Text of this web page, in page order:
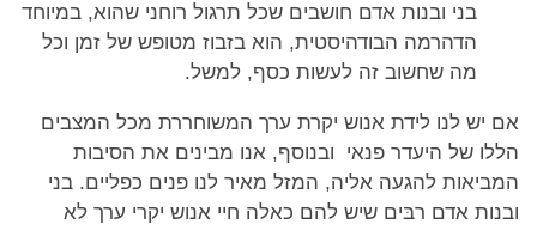
בני ובנות אדם חושבים שכל תרגול רוחני שהוא, במיוחד
הדהרמה הבודהיסטית, הוא בזבוז מטופש של זמן וכל
מה שחשוב זה לעשות כסף, למשל.
אם יש לנו לידת אנוש יקרת ערך המשוחררת מכל המצבים
הללו של היעדר פנאי ובנוסף, אנו מבינים את הסיבות
המביאות להגעה אליה, המזל מאיר לנו פנים כפליים. בני
ובנות אדם רבּים שיש להם כאלה חיי אנוש יקרי ערך לא